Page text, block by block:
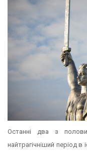
Останні два з
найтрагічніший період в